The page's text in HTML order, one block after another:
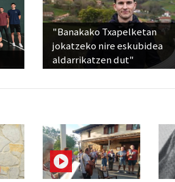
"Banakako Txapelketan
jokatzeko nire eskubidea
aldarrikatzen dut"